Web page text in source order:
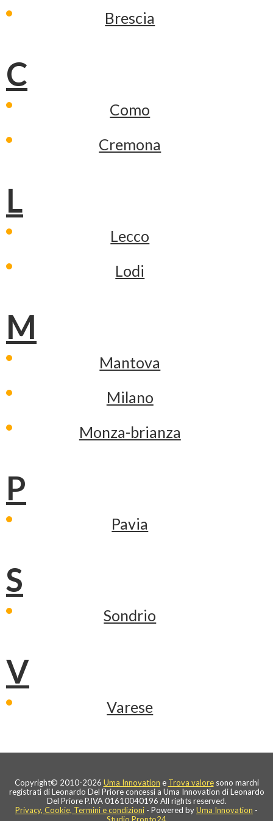
Brescia
C
Como
Cremona
L
Lecco
Lodi
M
Mantova
Milano
Monza-brianza
P
Pavia
S
Sondrio
V
Varese
Copyright© 2010-2026 Uma Innovation e Trova valoresono marchi
registrati di Leonardo Del Priore concessi a Uma Innovation di Leonardo
Del Priore P.IVA 01610040196 All rights reserved.
Privacy, Cookie, Termini e condizioni - Powered byUma Innovation -